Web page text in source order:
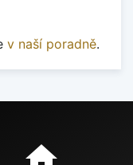
v naší poradně.